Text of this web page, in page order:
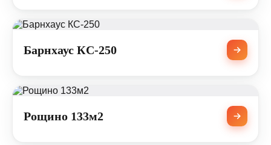
Барнхаус КС-250
Рощино 133м2